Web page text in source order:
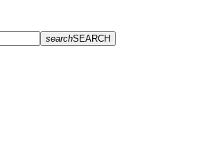
searchSEARCH